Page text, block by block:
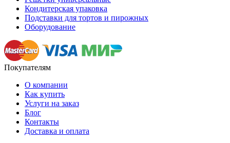
Кондитерская упаковка
Подставки для тортов и пирожных
Оборудование
Покупателям
О компании
Как купить
Услуги на заказ
Блог
Контакты
Доставка и оплата